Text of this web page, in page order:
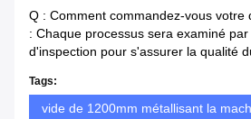
Q : Comment commandez-vous votre
: Chaque processus sera examiné
d'inspection pour s'assurer la qualité
Tags:
vide de 1200mm métallisant la